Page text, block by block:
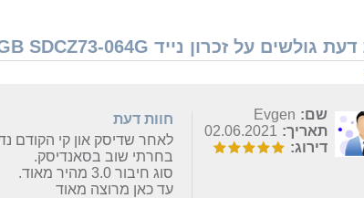
שם: Evgen
תאריך: 02.06.2021
דירוג:
חוות דעת
לאחר שדיסק און קי הקודם
בחרתי שוב בסאנדיסק.
סוג חיבור 3.0 מהיר מאוד.
עד כאן מרוצה מאוד